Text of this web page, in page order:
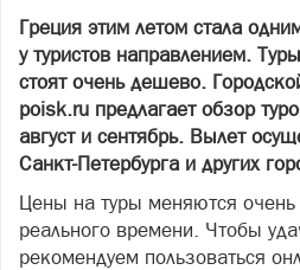
Греция этим летом стала
у туристов направлением.
стоят очень дешево.
poisk.ru предлагает обзор
август и сентябрь. Вылет
Санкт-Петербурга и других
Цены на туры меняются
реального времени. Чтобы
рекомендуем пользоваться